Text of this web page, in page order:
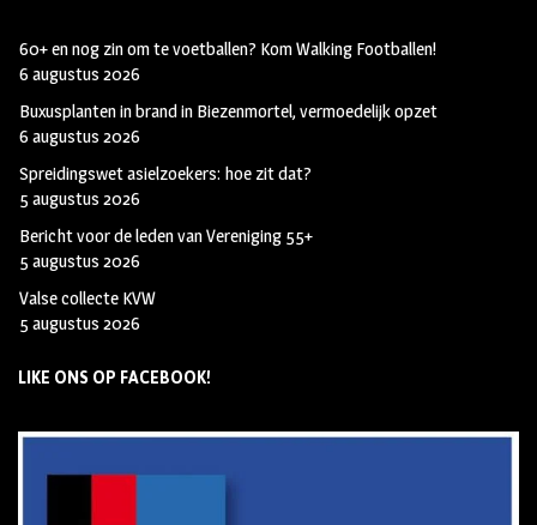
60+ en nog zin om te voetballen? Kom Walking Footballen!
6 augustus 2026
Buxusplanten in brand in Biezenmortel, vermoedelijk opzet
6 augustus 2026
Spreidingswet asielzoekers: hoe zit dat?
5 augustus 2026
Bericht voor de leden van Vereniging 55+
5 augustus 2026
Valse collecte KVW
5 augustus 2026
LIKE ONS OP FACEBOOK!